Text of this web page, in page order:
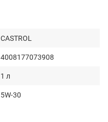
CASTROL
4008177073908
1 л
5W-30